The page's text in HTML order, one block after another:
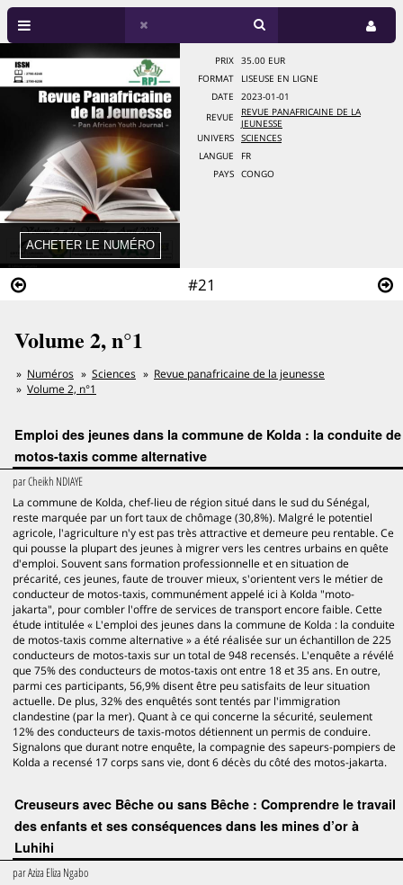
#21
PRIX
35.00 EUR
FORMAT
LISEUSE EN LIGNE
DATE
2023-01-01
REVUE
REVUE PANAFRICAINE DE LA
JEUNESSE
UNIVERS
SCIENCES
LANGUE
FR
PAYS
CONGO
Volume 2, n°1
Numéros Sciences
Revue panafricaine de la jeunesse
Volume 2, n°1
Emploi des jeunes dans la commune de Kolda : la conduite de
motos-taxis comme alternative
parCheikh NDIAYE
La commune de Kolda, chef-lieu de région situé dans le sud du Sénégal,
reste marquée par un fort taux de chômage (30,8%). Malgré le potentiel
agricole, l'agriculture n'y est pas très attractive et demeure peu rentable. Ce
qui pousse la plupart des jeunes à migrer vers les centres urbains en quête
d'emploi. Souvent sans formation professionnelle et en situation de
précarité, ces jeunes, faute de trouver mieux, s'orientent vers le métier de
conducteur de motos-taxis, communément appelé ici à Kolda "moto-
jakarta", pour combler l'offre de services de transport encore faible. Cette
étude intitulée « L'emploi des jeunes dans la commune de Kolda : la conduite
de motos-taxis comme alternative » a été réalisée sur un échantillon de 225
conducteurs de motos-taxis sur un total de 948 recensés. L'enquête a révélé
que 75% des conducteurs de motos-taxis ont entre 18 et 35 ans. En outre,
parmi ces participants, 56,9% disent être peu satisfaits de leur situation
actuelle. De plus, 32% des enquêtés sont tentés par l'immigration
clandestine (par la mer). Quant à ce qui concerne la sécurité, seulement
12% des conducteurs de taxis-motos détiennent un permis de conduire.
Signalons que durant notre enquête, la compagnie des sapeurs-pompiers de
Kolda a recensé 17 corps sans vie, dont 6 décès du côté des motos-jakarta.
Creuseurs avec Bêche ou sans Bêche : Comprendre le travail
des enfants et ses conséquences dans les mines d’or à
Luhihi
parAziza Eliza Ngabo